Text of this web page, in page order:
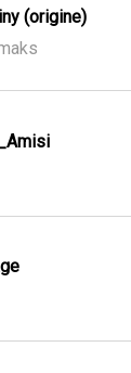
(origine)